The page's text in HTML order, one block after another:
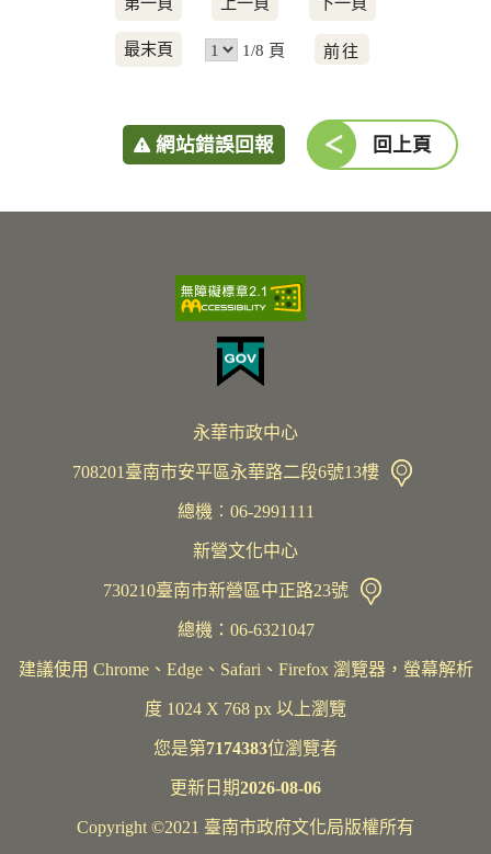
最末頁 1/8 頁
前
網站錯誤回報 回上頁
永華市政中心
708201臺南市安平區永華路二段6號13樓
總機︰06-2991111
新營文化中心
730210臺南市新營區中正路23號
總機：06-6321047
建議使用 Chrome、Edge、Safari、Firefox 瀏覽器，螢幕解析
度 1024 X 768 px 以上瀏覽
您是第7174383位瀏覽者
更新日期2026-08-06
Copyright ©2021 臺南市政府文化局版權所有